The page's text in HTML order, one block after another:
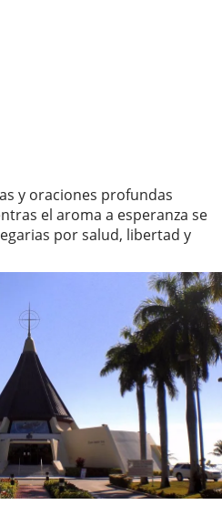
y oraciones profundas
el aroma a esperanza se
por salud, libertad y